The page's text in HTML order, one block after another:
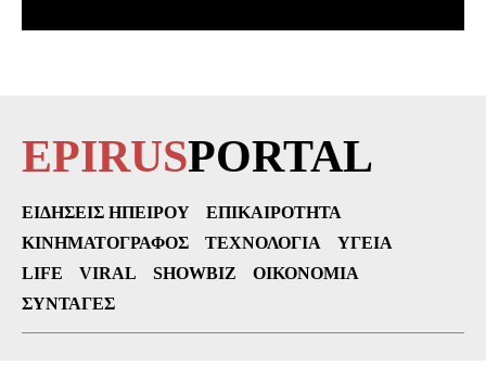
EPIRUSPORTAL
ΕΙΔΉΣΕΙΣ ΗΠΕΊΡΟΥ
ΕΠΙΚΑΙΡΌΤΗΤΑ
ΚΙΝΗΜΑΤΟΓΡΆΦΟΣ
ΤΕΧΝΟΛΟΓΊΑ
ΥΓΕΊΑ
LIFE
VIRAL SHOWBIZ
ΟΙΚΟΝΟΜΊΑ
ΣΥΝΤΑΓΈΣ